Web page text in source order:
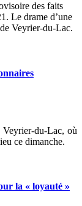
des faits
Le drame d’une
Veyrier-du-Lac.
Veyrier-du-Lac, où
ce dimanche.
la « loyauté »